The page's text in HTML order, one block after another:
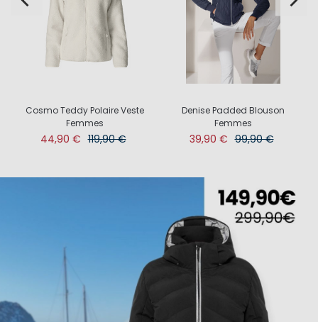
Cosmo Teddy Polaire Veste
Femmes
44,90 € 119,90 €
Denise Padded Blouson
Femmes
39,90 € 99,90 €